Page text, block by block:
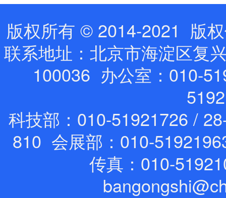
版权所有 © 2014-2021 版
联系地址：北京市海淀区复
100036 办公室：010-
科技部：010-51921726 /
810 会展部：010-
传真：010-